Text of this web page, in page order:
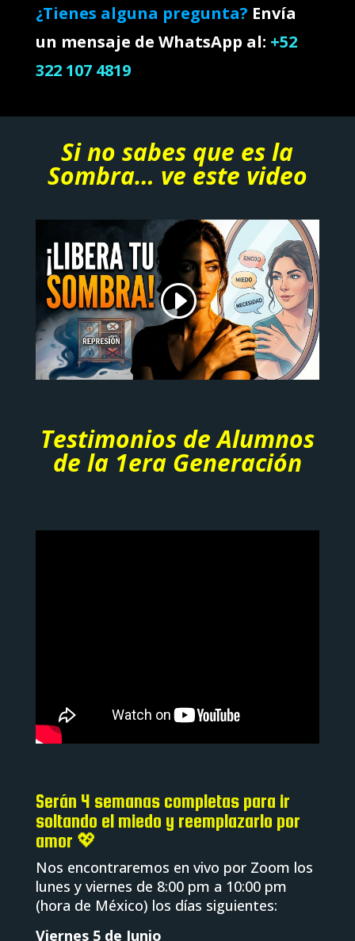
¿Tienes alguna pregunta? Envía
un mensaje de WhatsApp al: +52
322 107 4819
Si no sabes que es la
Sombra… ve este video
Testimonios de Alumnos
de la 1era Generación
Serán 4 semanas completas para ir
soltando el miedo y reemplazarlo por
amor 💖
Nos encontraremos en vivo por Zoom los
lunes y viernes de 8:00 pm a 10:00 pm
(hora de México) los días siguientes:
Viernes 5 de Junio